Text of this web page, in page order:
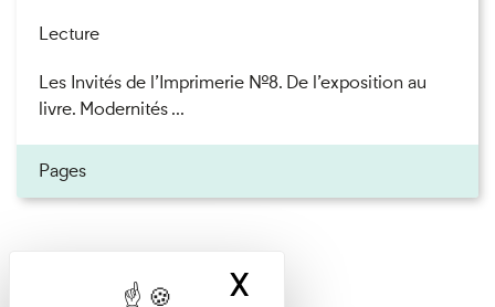
Lecture
Les Invités de l’Imprimerie n°8. De l’exposition au
livre. Modernités ...
Pages
X